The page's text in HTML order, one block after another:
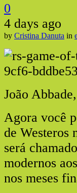
0
4 days ago
by Cristina Danuta in
João
Agora você
de Westeros
será
modernos
nos meses